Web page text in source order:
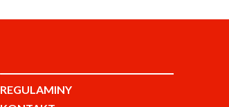
REGULAMINY